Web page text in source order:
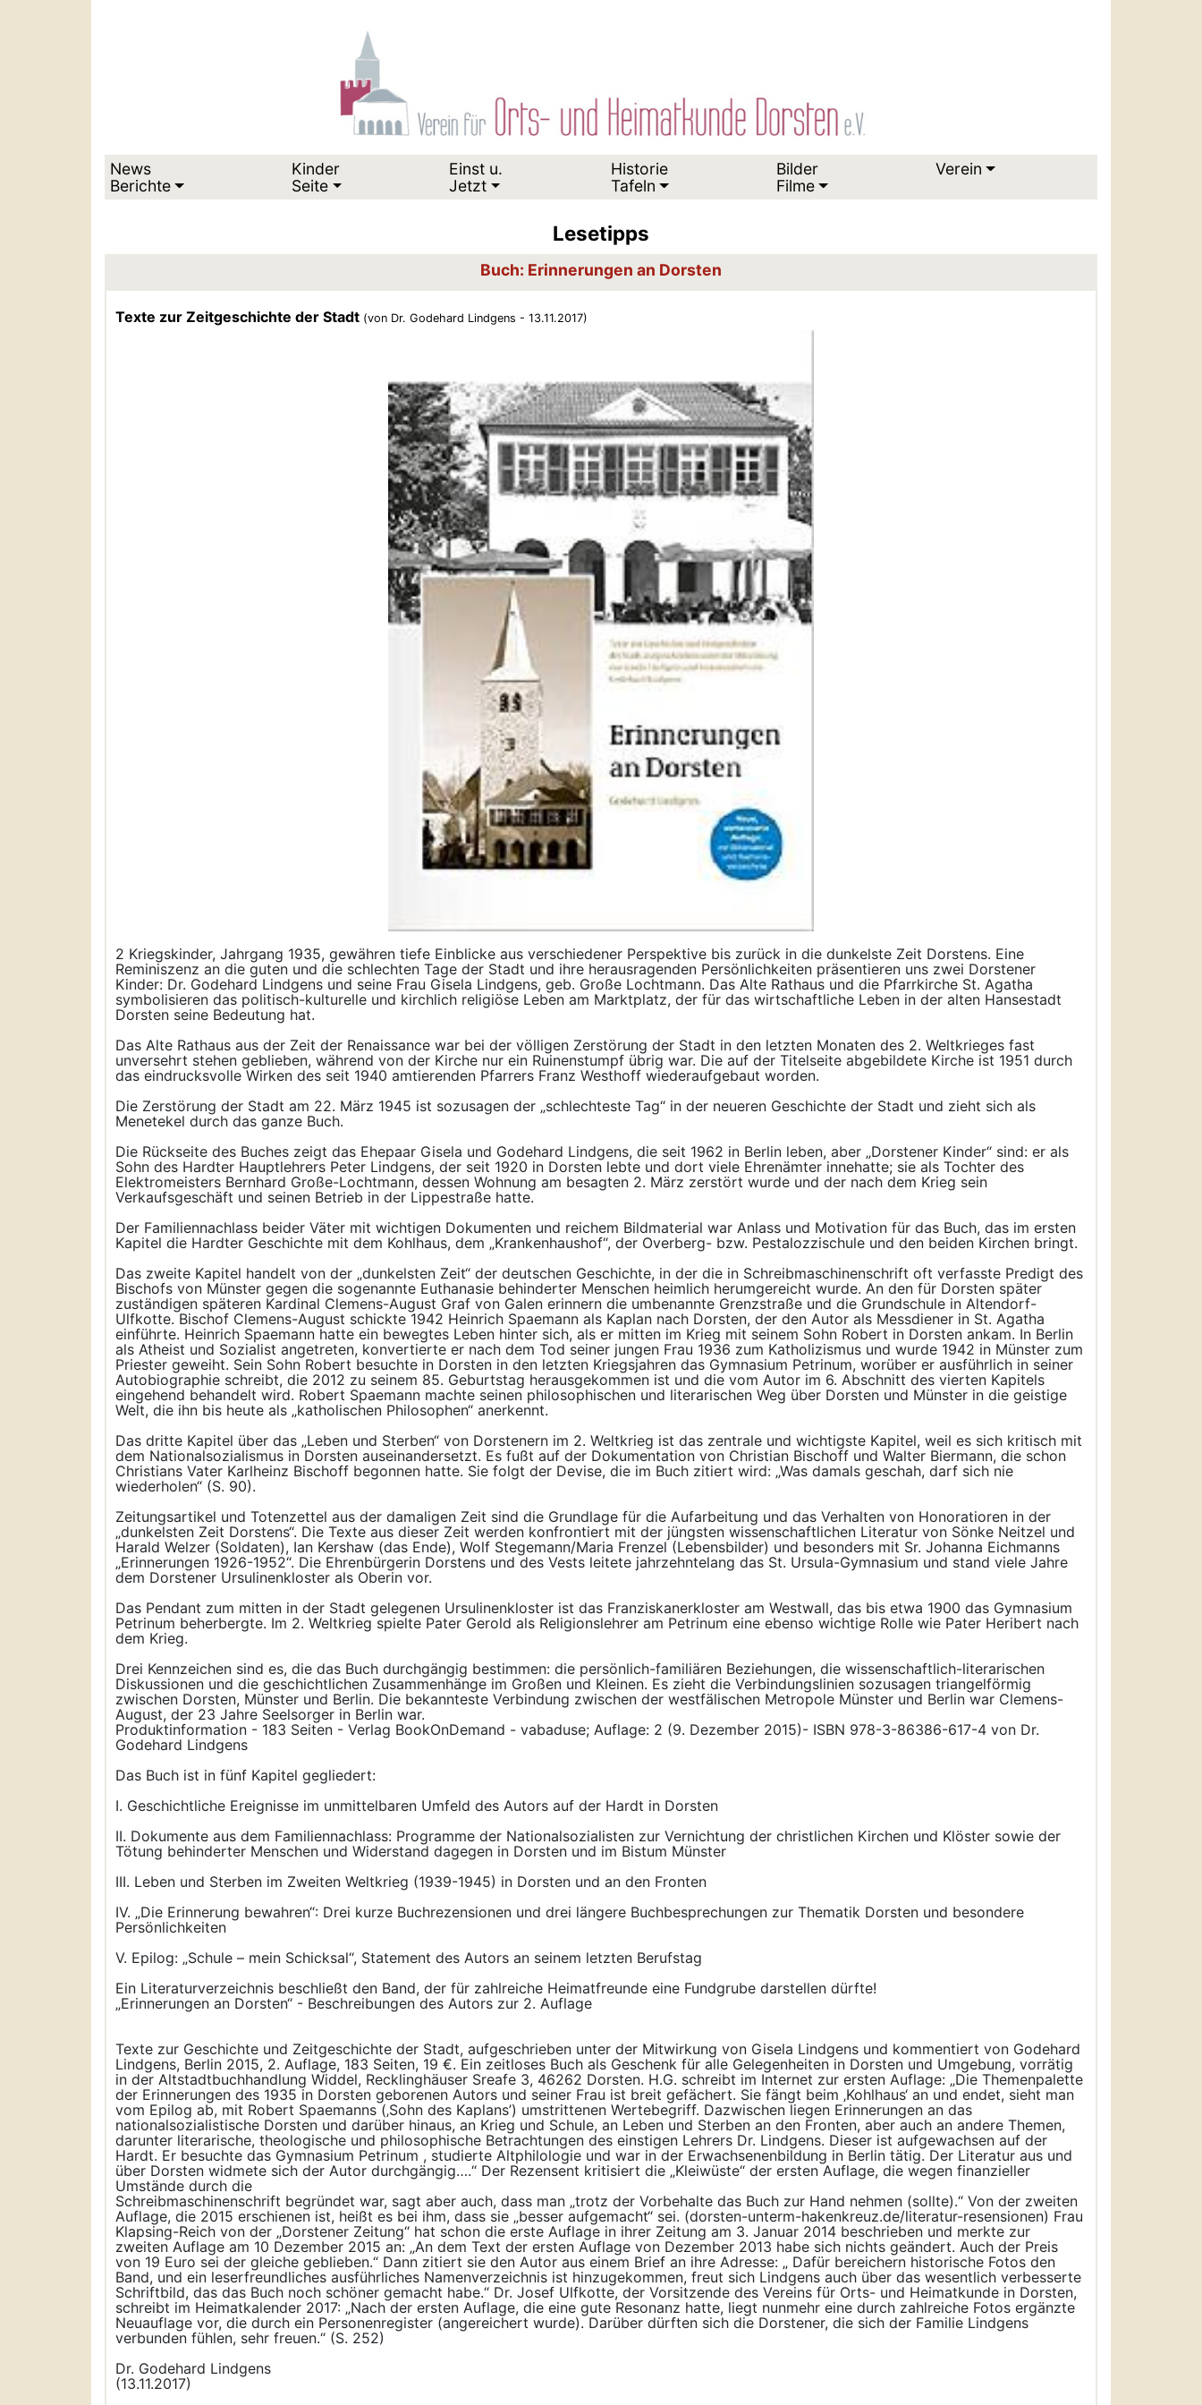
News
Berichte
Kinder
Seite
Einst u.
Jetzt
Historie
Tafeln
Bilder
Filme
Verein
Lesetipps
Buch: Erinnerungen an Dorsten
Texte zur Zeitgeschichte der Stadt (von Dr. Godehard Lindgens - 13.11.2017)
2 Kriegskinder, Jahrgang 1935, gewähren tiefe Einblicke aus verschiedener Perspektive bis zurück in die dunkelste Zeit Dorstens. Eine
Reminiszenz an die guten und die schlechten Tage der Stadt und ihre herausragenden Persönlichkeiten präsentieren uns zwei Dorstener
Kinder: Dr. Godehard Lindgens und seine Frau Gisela Lindgens, geb. Große Lochtmann. Das Alte Rathaus und die Pfarrkirche St. Agatha
symbolisieren das politisch-kulturelle und kirchlich religiöse Leben am Marktplatz, der für das wirtschaftliche Leben in der alten Hansestadt
Dorsten seine Bedeutung hat.
Das Alte Rathaus aus der Zeit der Renaissance war bei der völligen Zerstörung der Stadt in den letzten Monaten des 2. Weltkrieges fast
unversehrt stehen geblieben, während von der Kirche nur ein Ruinenstumpf übrig war. Die auf der Titelseite abgebildete Kirche ist 1951 durch
das eindrucksvolle Wirken des seit 1940 amtierenden Pfarrers Franz Westhoff wiederaufgebaut worden.
Die Zerstörung der Stadt am 22. März 1945 ist sozusagen der „schlechteste Tag“ in der neueren Geschichte der Stadt und zieht sich als
Menetekel durch das ganze Buch.
Die Rückseite des Buches zeigt das Ehepaar Gisela und Godehard Lindgens, die seit 1962 in Berlin leben, aber „Dorstener Kinder“ sind: er als
Sohn des Hardter Hauptlehrers Peter Lindgens, der seit 1920 in Dorsten lebte und dort viele Ehrenämter innehatte; sie als Tochter des
Elektromeisters Bernhard Große-Lochtmann, dessen Wohnung am besagten 2. März zerstört wurde und der nach dem Krieg sein
Verkaufsgeschäft und seinen Betrieb in der Lippestraße hatte.
Der Familiennachlass beider Väter mit wichtigen Dokumenten und reichem Bildmaterial war Anlass und Motivation für das Buch, das im ersten
Kapitel die Hardter Geschichte mit dem Kohlhaus, dem „Krankenhaushof“, der Overberg- bzw. Pestalozzischule und den beiden Kirchen bringt.
Das zweite Kapitel handelt von der „dunkelsten Zeit“ der deutschen Geschichte, in der die in Schreibmaschinenschrift oft verfasste Predigt des
Bischofs von Münster gegen die sogenannte Euthanasie behinderter Menschen heimlich herumgereicht wurde. An den für Dorsten später
zuständigen späteren Kardinal Clemens-August Graf von Galen erinnern die umbenannte Grenzstraße und die Grundschule in Altendorf-
Ulfkotte. Bischof Clemens-August schickte 1942 Heinrich Spaemann als Kaplan nach Dorsten, der den Autor als Messdiener in St. Agatha
einführte. Heinrich Spaemann hatte ein bewegtes Leben hinter sich, als er mitten im Krieg mit seinem Sohn Robert in Dorsten ankam. In Berlin
als Atheist und Sozialist angetreten, konvertierte er nach dem Tod seiner jungen Frau 1936 zum Katholizismus und wurde 1942 in Münster zum
Priester geweiht. Sein Sohn Robert besuchte in Dorsten in den letzten Kriegsjahren das Gymnasium Petrinum, worüber er ausführlich in seiner
Autobiographie schreibt, die 2012 zu seinem 85. Geburtstag herausgekommen ist und die vom Autor im 6. Abschnitt des vierten Kapitels
eingehend behandelt wird. Robert Spaemann machte seinen philosophischen und literarischen Weg über Dorsten und Münster in die geistige
Welt, die ihn bis heute als „katholischen Philosophen“ anerkennt.
Das dritte Kapitel über das „Leben und Sterben“ von Dorstenern im 2. Weltkrieg ist das zentrale und wichtigste Kapitel, weil es sich kritisch mit
dem Nationalsozialismus in Dorsten auseinandersetzt. Es fußt auf der Dokumentation von Christian Bischoff und Walter Biermann, die schon
Christians Vater Karlheinz Bischoff begonnen hatte. Sie folgt der Devise, die im Buch zitiert wird: „Was damals geschah, darf sich nie
wiederholen“ (S. 90).
Zeitungsartikel und Totenzettel aus der damaligen Zeit sind die Grundlage für die Aufarbeitung und das Verhalten von Honoratioren in der
„dunkelsten Zeit Dorstens“. Die Texte aus dieser Zeit werden konfrontiert mit der jüngsten wissenschaftlichen Literatur von Sönke Neitzel und
Harald Welzer (Soldaten), Ian Kershaw (das Ende), Wolf Stegemann/Maria Frenzel (Lebensbilder) und besonders mit Sr. Johanna Eichmanns
„Erinnerungen 1926-1952“. Die Ehrenbürgerin Dorstens und des Vests leitete jahrzehntelang das St. Ursula-Gymnasium und stand viele Jahre
dem Dorstener Ursulinenkloster als Oberin vor.
Das Pendant zum mitten in der Stadt gelegenen Ursulinenkloster ist das Franziskanerkloster am Westwall, das bis etwa 1900 das Gymnasium
Petrinum beherbergte. Im 2. Weltkrieg spielte Pater Gerold als Religionslehrer am Petrinum eine ebenso wichtige Rolle wie Pater Heribert nach
dem Krieg.
Drei Kennzeichen sind es, die das Buch durchgängig bestimmen: die persönlich-familiären Beziehungen, die wissenschaftlich-literarischen
Diskussionen und die geschichtlichen Zusammenhänge im Großen und Kleinen. Es zieht die Verbindungslinien sozusagen triangelförmig
zwischen Dorsten, Münster und Berlin. Die bekannteste Verbindung zwischen der westfälischen Metropole Münster und Berlin war Clemens-
August, der 23 Jahre Seelsorger in Berlin war.
Produktinformation - 183 Seiten - Verlag BookOnDemand - vabaduse; Auflage: 2 (9. Dezember 2015)- ISBN 978-3-86386-617-4 von Dr.
Godehard Lindgens
Das Buch ist in fünf Kapitel gegliedert:
I. Geschichtliche Ereignisse im unmittelbaren Umfeld des Autors auf der Hardt in Dorsten
II. Dokumente aus dem Familiennachlass: Programme der Nationalsozialisten zur Vernichtung der christlichen Kirchen und Klöster sowie der
Tötung behinderter Menschen und Widerstand dagegen in Dorsten und im Bistum Münster
III. Leben und Sterben im Zweiten Weltkrieg (1939-1945) in Dorsten und an den Fronten
IV. „Die Erinnerung bewahren“: Drei kurze Buchrezensionen und drei längere Buchbesprechungen zur Thematik Dorsten und besondere
Persönlichkeiten
V. Epilog: „Schule – mein Schicksal“, Statement des Autors an seinem letzten Berufstag
Ein Literaturverzeichnis beschließt den Band, der für zahlreiche Heimatfreunde eine Fundgrube darstellen dürfte!
„Erinnerungen an Dorsten“ - Beschreibungen des Autors zur 2. Auflage
Texte zur Geschichte und Zeitgeschichte der Stadt, aufgeschrieben unter der Mitwirkung von Gisela Lindgens und kommentiert von Godehard
Lindgens, Berlin 2015, 2. Auflage, 183 Seiten, 19 €. Ein zeitloses Buch als Geschenk für alle Gelegenheiten in Dorsten und Umgebung, vorrätig
in der Altstadtbuchhandlung Widdel, Recklinghäuser Sreafe 3, 46262 Dorsten. H.G. schreibt im Internet zur ersten Auflage: „Die Themenpalette
der Erinnerungen des 1935 in Dorsten geborenen Autors und seiner Frau ist breit gefächert. Sie fängt beim ‚Kohlhaus‘ an und endet, sieht man
vom Epilog ab, mit Robert Spaemanns (‚Sohn des Kaplans’) umstrittenen Wertebegriff. Dazwischen liegen Erinnerungen an das
nationalsozialistische Dorsten und darüber hinaus, an Krieg und Schule, an Leben und Sterben an den Fronten, aber auch an andere Themen,
darunter literarische, theologische und philosophische Betrachtungen des einstigen Lehrers Dr. Lindgens. Dieser ist aufgewachsen auf der
Hardt. Er besuchte das Gymnasium Petrinum , studierte Altphilologie und war in der Erwachsenenbildung in Berlin tätig. Der Literatur aus und
über Dorsten widmete sich der Autor durchgängig….“ Der Rezensent kritisiert die „Kleiwüste“ der ersten Auflage, die wegen finanzieller
Umstände durch die
Schreibmaschinenschrift begründet war, sagt aber auch, dass man „trotz der Vorbehalte das Buch zur Hand nehmen (sollte).“ Von der zweiten
Auflage, die 2015 erschienen ist, heißt es bei ihm, dass sie „besser aufgemacht“ sei. (dorsten-unterm-hakenkreuz.de/literatur-resensionen) Frau
Klapsing-Reich von der „Dorstener Zeitung“ hat schon die erste Auflage in ihrer Zeitung am 3. Januar 2014 beschrieben und merkte zur
zweiten Auflage am 10 Dezember 2015 an: „An dem Text der ersten Auflage von Dezember 2013 habe sich nichts geändert. Auch der Preis
von 19 Euro sei der gleiche geblieben.“ Dann zitiert sie den Autor aus einem Brief an ihre Adresse: „ Dafür bereichern historische Fotos den
Band, und ein leserfreundliches ausführliches Namenverzeichnis ist hinzugekommen, freut sich Lindgens auch über das wesentlich verbesserte
Schriftbild, das das Buch noch schöner gemacht habe.“ Dr. Josef Ulfkotte, der Vorsitzende des Vereins für Orts- und Heimatkunde in Dorsten,
schreibt im Heimatkalender 2017: „Nach der ersten Auflage, die eine gute Resonanz hatte, liegt nunmehr eine durch zahlreiche Fotos ergänzte
Neuauflage vor, die durch ein Personenregister (angereichert wurde). Darüber dürften sich die Dorstener, die sich der Familie Lindgens
verbunden fühlen, sehr freuen.“ (S. 252)
Dr. Godehard Lindgens
(13.11.2017)